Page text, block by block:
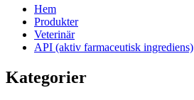
Hem
Produkter
Veterinär
API (aktiv farmaceutisk ingrediens)
Kategorier